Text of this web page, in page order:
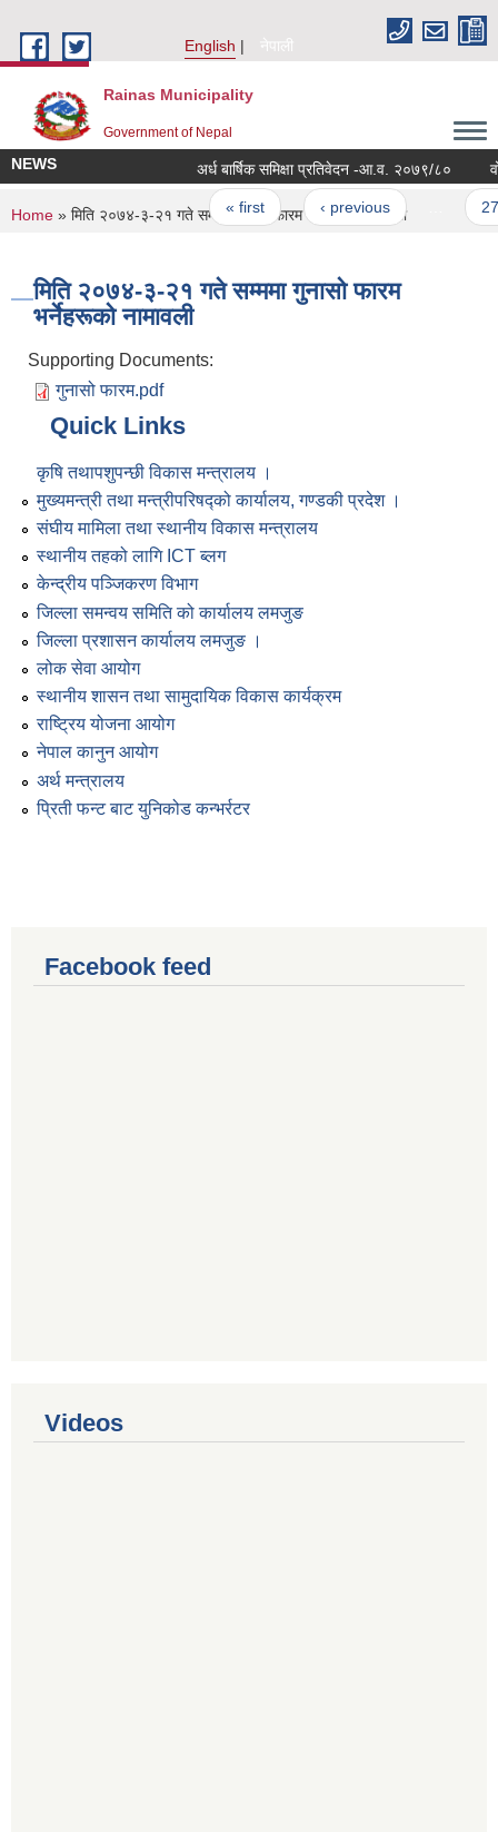
English
नेपाली
Rainas Municipality
Government of Nepal
NEWS अर्ध बार्षिक समिक्षा प्रतिवेदन -आ.व. २०७९/८०
Pages
« first ‹ previous 27
You are here
Home » मिति २०७४-३-२१ गते सम्ममा गुनासो फारम भर्नेहरूको नामावली
मिति २०७४-३-२१ गते सम्ममा गुनासो फारम
भर्नेहरूको नामावली
Supporting Documents:
गुनासो फारम.pdf
Quick Links
कृषि तथापशुपन्छी विकास मन्त्रालय ।
मुख्यमन्त्री तथा मन्त्रीपरिषद्को कार्यालय, गण्डकी प्रदेश ।
संघीय मामिला तथा स्थानीय विकास मन्त्रालय
स्थानीय तहको लागि ICT ब्लग
केन्द्रीय पञ्जिकरण विभाग
जिल्ला समन्वय समिति को कार्यालय लमजुङ
जिल्ला प्रशासन कार्यालय लमजुङ ।
लोक सेवा आयोग
स्थानीय शासन तथा सामुदायिक विकास कार्यक्रम
राष्ट्रिय योजना आयोग
नेपाल कानुन आयोग
अर्थ मन्त्रालय
प्रिती फन्ट बाट युनिकोड कन्भर्रटर
Facebook feed
Videos